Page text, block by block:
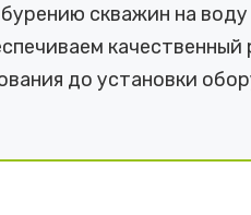
скважин на
до установки